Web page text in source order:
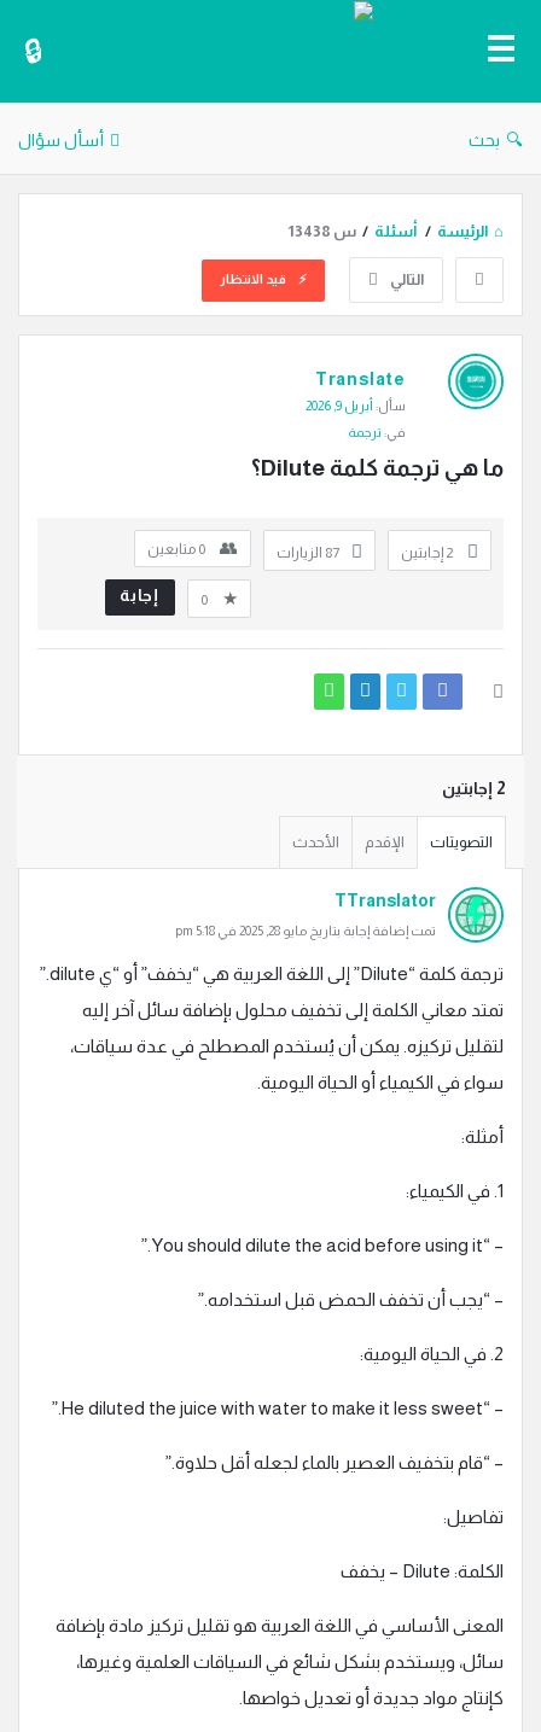
دليل
بحث أسأل سؤال
الرئيسة / أسئلة / س 13438
التالي قيد الانتظار
دليل
الترجمة
أسئلة
Translate
سأل: أبريل 9, 2026
في: ترجمة
ما هي ترجمة كلمة Dilute؟
‫2 إجابتين 87 الزيارات 0 متابعين
0 إجابة
‫2 إجابتين
التصويتات الإقدم الأحدث
TTranslator
تمت إضافة إجابة بتاريخ مايو 28, 2025 في 5:18 pm
ترجمة كلمة “Dilute” إلى اللغة العربية هي “يخفف” أو “ي dilute.”
تمتد معاني الكلمة إلى تخفيف محلول بإضافة سائل آخر إليه
لتقليل تركيزه. يمكن أن يُستخدم المصطلح في عدة سياقات،
سواء في الكيمياء أو الحياة اليومية.
أمثلة:
1. في الكيمياء:
– “You should dilute the acid before using it.”
– “يجب أن تخفف الحمض قبل استخدامه.”
2. في الحياة اليومية:
– “He diluted the juice with water to make it less sweet.”
– “قام بتخفيف العصير بالماء لجعله أقل حلاوة.”
تفاصيل:
الكلمة: Dilute – يخفف
المعنى الأساسي في اللغة العربية هو تقليل تركيز مادة بإضافة
سائل، ويستخدم بشكل شائع في السياقات العلمية وغيرها،
كإنتاج مواد جديدة أو تعديل خواصها.